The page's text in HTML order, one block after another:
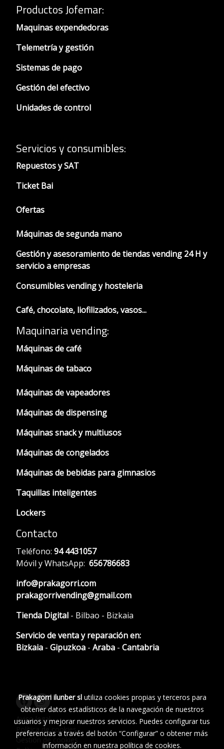
Productos Jofemar:
Maquinas expendedoras
Telemetría y gestión
Sistemas de pago
Gestión del efectivo
Unidades de control
Servicios y consumibles:
Repuestos y SAT
Ticket Bai
Ofertas
Máquinas de segunda mano
Gestión y asesoramiento de tiendas vending 24 H y
servicio a empresas
Consumibles vending y hosteleria
Café, chocolate, liofilizados, vasos...
Maquinaria vending:
Máquinas de café
Máquinas de tabaco
Máquinas de vapeadores
Máquinas de dispensing
Máquinas snack y multiusos
Máquinas de congelados
Máquinas de bebidas para gimnasios
Taquillas inteligentes
Lockers
Contacto
Teléfono: 94 4431057
Móvil y WhatsApp: 656786683
info@prakagorri.com
prakagorrivending@gmail.com
Tienda Digital - Bilbao - Bizkaia
Servicio de venta y reparación en:
Bizkaia - Gipuzkoa - Araba - Cantabria
Aviso legal
Política de cookies
Gestión de cookies
Prakagorri ilunber slutiliza cookies propias y terceros para
obtener datos estadísticos de la navegación de nuestros
usuarios y mejorar nuestros servicios. Puedes configurar tus
preferencias a través del botón “Configurar” o obtener más
información en nuestra política de cookies.